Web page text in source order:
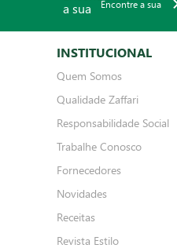
Encontre a sua
INSTITUCIONAL
Quem Somos
Qualidade Zaffari
Responsabilidade Social
Trabalhe Conosco
Fornecedores
Novidades
Receitas
Revista Estilo